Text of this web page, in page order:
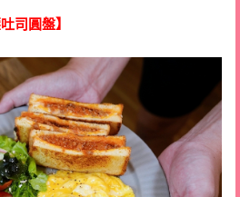
司圓盤】